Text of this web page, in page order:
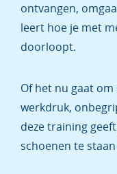
ontvangen,
leert hoe je met
doorloopt.
Of het nu gaat
werkdruk,
deze training
schoenen te